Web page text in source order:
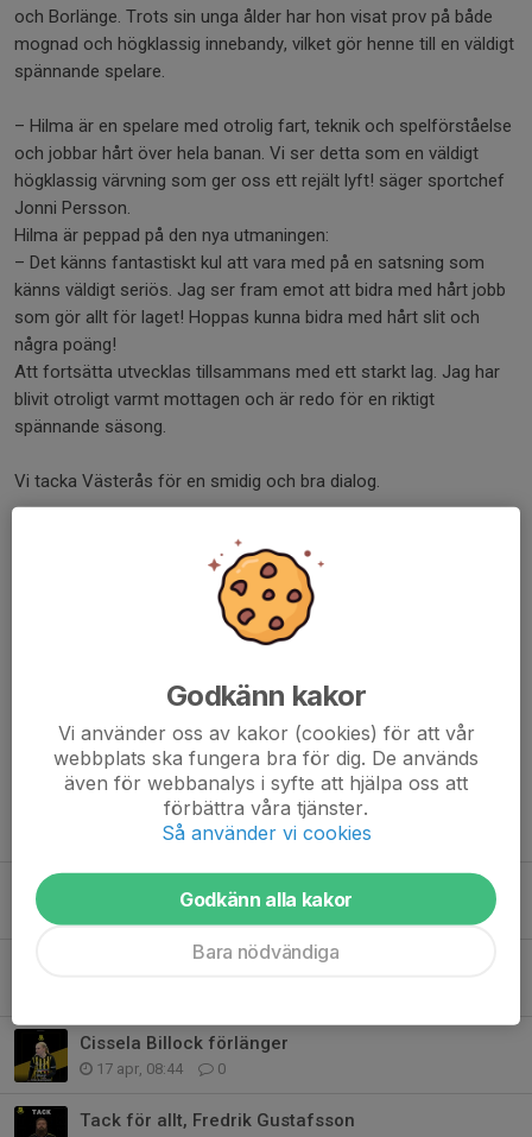
och Borlänge. Trots sin unga ålder har hon visat prov på både
mognad och högklassig innebandy, vilket gör henne till en väldigt
spännande spelare.
– Hilma är en spelare med otrolig fart, teknik och spelförståelse
och jobbar hårt över hela banan. Vi ser detta som en väldigt
högklassig värvning som ger oss ett rejält lyft! säger sportchef
Jonni Persson.
Hilma är peppad på den nya utmaningen:
– Det känns fantastiskt kul att vara med på en satsning som
känns väldigt seriös. Jag ser fram emot att bidra med hårt jobb
som gör allt för laget! Hoppas kunna bidra med hårt slit och
några poäng!
Att fortsätta utvecklas tillsammans med ett starkt lag. Jag har
blivit otroligt varmt mottagen och är redo för en riktigt
spännande säsong.
Vi tacka Västerås för en smidig och bra dialog.
Varmt välkommen till Vaksala SK IBK, Hilma
Tidigare nyheter
Cissela Billock förlänger
17 apr, 08:44 0
Tack för allt, Fredrik Gustafsson
Godkänn kakor
Vi använder oss av kakor (cookies) för att vår
webbplats ska fungera bra för dig. De används
även för webbanalys i syfte att hjälpa oss att
förbättra våra tjänster.
Så använder vi cookies
Godkänn alla kakor
Bara nödvändiga